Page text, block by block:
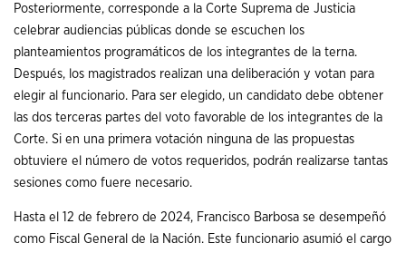
Posteriormente, corresponde a la Corte Suprema de Justicia
celebrar audiencias públicas donde se escuchen los
planteamientos programáticos de los integrantes de la terna.
Después, los magistrados realizan una deliberación y votan para
elegir al funcionario. Para ser elegido, un candidato debe obtener
las dos terceras partes del voto favorable de los integrantes de la
Corte. Si en una primera votación ninguna de las propuestas
obtuviere el número de votos requeridos, podrán realizarse tantas
sesiones como fuere necesario.
Hasta el 12 de febrero de 2024, Francisco Barbosa se desempeñó
como Fiscal General de la Nación. Este funcionario asumió el cargo